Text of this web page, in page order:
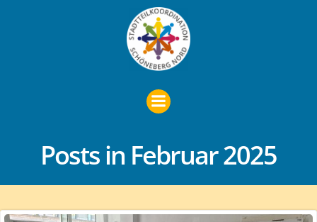
Zum
Inhalt
springen
Posts in Februar 2025